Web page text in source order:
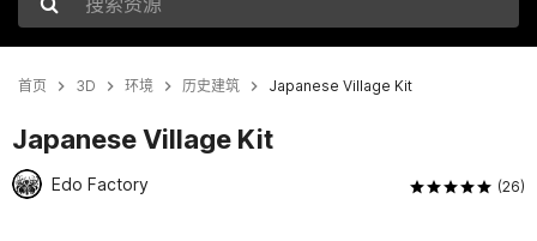
搜索资源
首页 3D 环境 历史建筑 Japanese Village Kit
Japanese Village Kit
Edo Factory (26)